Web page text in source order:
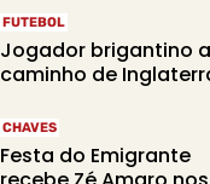
FUTEBOL
Jogador brigantino a
caminho de
CHAVES
Festa do Emigrante